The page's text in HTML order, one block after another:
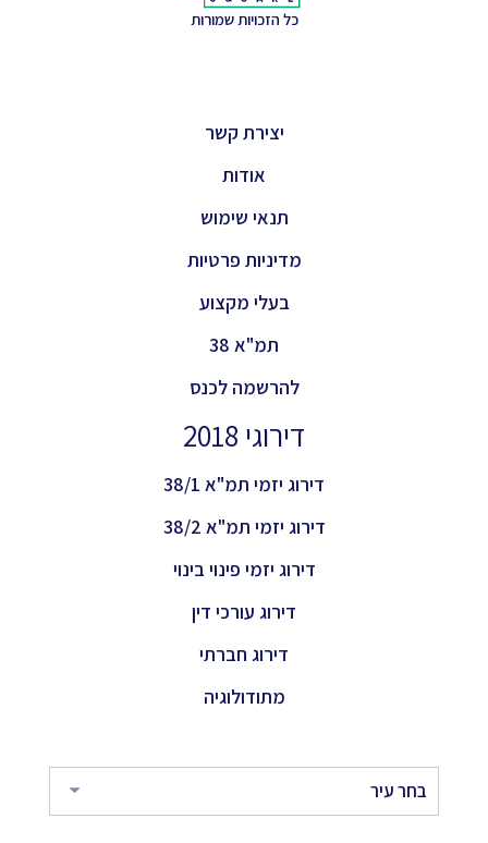
כל הזכויות שמורות
יצירת קשר
אודות
תנאי שימוש
מדיניות פרטיות
בעלי מקצוע
תמ"א 38
להרשמה לכנס
דירוגי 2018
דירוג יזמי תמ"א 38/1
דירוג יזמי תמ"א 38/2
דירוג יזמי פינוי בינוי
דירוג עורכי דין
דירוג חברתי
מתודולוגיה